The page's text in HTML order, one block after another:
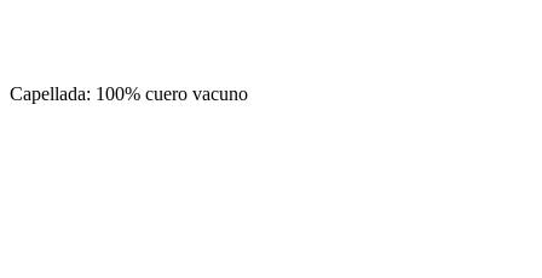
Capellada: 100% cuero vacuno